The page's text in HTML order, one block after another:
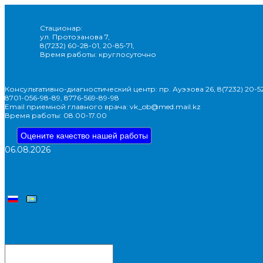
Стационар:
ул. Протозанова 7,
8(7232) 60-28-01, 20-85-71,
Время работы: круглосуточно
Консультативно-диагностический центр: пр. Ауэзова 26, 8(7232) 20-
8701-056-98-89, 8776-569-89-98
Email приемной главного врача: vk_ob@med.mail.kz
Время работы: 08.00-17.00
Оцените качество нашей работы
06.08.2026